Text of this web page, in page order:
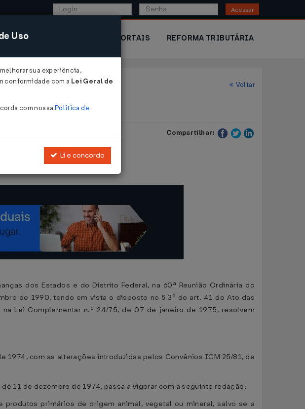
Acessar
COMÉRCIO EXTERIOR PORTAIS REFORMA TRIBUTÁRIA
Voltar
Compartilhar:
e suas alterações.
dos Estados e do Distrito Federal, na 60ª Reunião Ordinária do
de 1990, tendo em vista o disposto no § 3º do art. 41 do Ato das
Lei Complementar n.º 24/75, de 07 de janeiro de 1975, resolvem
1974, com as alterações introduzidas pelos Convênios ICM 25/81, de
de 11 de dezembro de 1974, passa a vigorar com a seguinte redação:
primários de origem animal, vegetal ou mineral, salvo se a
Uso
sua experiência,
conformidade com a Lei Geral de
com nossa Política de
Li e concordo